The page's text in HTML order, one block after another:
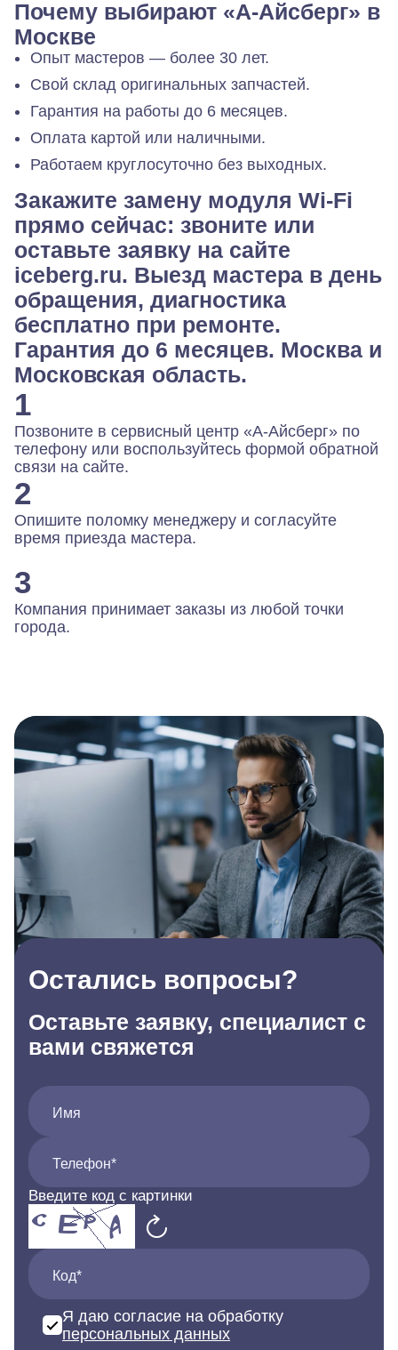
Почему выбирают «А-Айсберг» в
Москве
Опыт мастеров — более 30 лет.
Свой склад оригинальных запчастей.
Гарантия на работы до 6 месяцев.
Оплата картой или наличными.
Работаем круглосуточно без выходных.
Закажите замену модуля Wi-Fi
прямо сейчас: звоните или
оставьте заявку на сайте
iceberg.ru. Выезд мастера в день
обращения, диагностика
бесплатно при ремонте.
Гарантия до 6 месяцев. Москва и
Московская область.
1
Позвоните в сервисный центр «А-Айсберг» по
телефону или воспользуйтесь формой обратной
связи на сайте.
2
Опишите поломку менеджеру и согласуйте
время приезда мастера.
3
Компания принимает заказы из любой точки
города.
Остались вопросы?
Оставьте заявку, специалист с
вами свяжется
Имя
Телефон*
Введите код с картинки
Код*
Я даю согласие на обработку
персональных данных